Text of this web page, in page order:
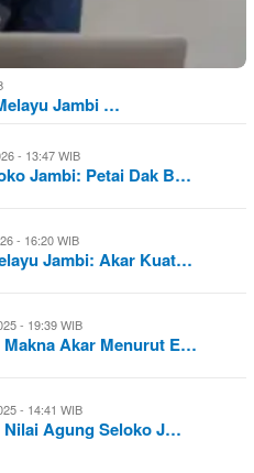
Jambi …
- 13:47 WIB
Jambi: Petai Dak B…
- 16:20 WIB
Jambi: Akar Kuat…
- 19:39 WIB
Akar Menurut E…
- 14:41 WIB
Nilai Agung Seloko J…